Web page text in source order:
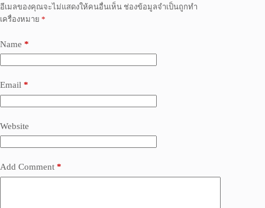
อีเมลของคุณจะไม่แสดงให้คนอื่นเห็น ช่องข้อมูลจำเป็นถูกทำ
เครื่องหมาย *
Name *
Email *
Website
Add Comment *